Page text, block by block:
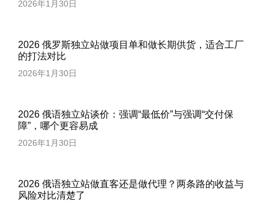
2026年1月30日
2026 俄罗斯独立站做项目单和做长期供货，适合工厂
的打法对比
2026年1月30日
2026 俄语独立站谈价：强调“最低价”与强调“交付保
障”，哪个更容易成
2026年1月30日
2026 俄语独立站做直客还是做代理？两条路的收益与
风险对比清楚了